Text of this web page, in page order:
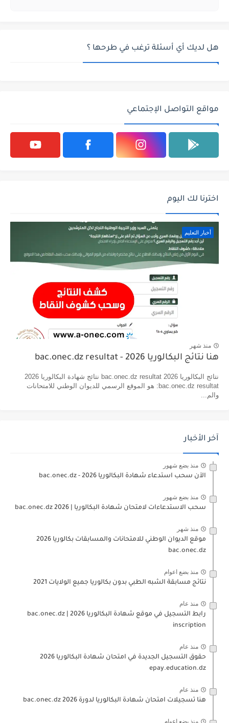
هل لديك أي أسئلة ترغب في طرحها ؟
مواقع التواصل الإجتماعي
اخترنا لك اليوم
أخبار التعليم
منذ شهر
هنا نتائج البكالوريا 2026 - bac.onec.dz resultat
نتائج البكالوريا 2026 bac.onec.dz resultat نتائج شهادة البكالوريا 2026
bac.onec.dz resultat: هو الموقع الرسمي للديوان الوطني للامتحانات
والم...
آخر الأخبار
منذ بضع شهور
الآن سحب استدعاء شهادة البكالوريا bac.onec.dz - 2026
منذ بضع شهور
سحب الاستدعاءات لامتحان شهادة البكالوريا | 2026 bac.onec.dz
منذ شهر
موقع الديوان الوطني للامتحانات والمسابقات بكالوريا 2026
bac.onec.dz
منذ بضع اعوام
نتائج مسابقة الشبه الطبي بدون بكالوريا جميع الولايات 2021
منذ عام
رابط التسجيل في موقع شهادة البكالوريا 2026 | bac.onec.dz
inscription
منذ عام
حقوق التسجيل الجديدة في امتحان شهادة البكالوريا 2026
epay.education.dz
منذ عام
هنا تسجيلات امتحان شهادة البكالوريا لدورة 2026 bac.onec.dz
منذ بضع اعوام